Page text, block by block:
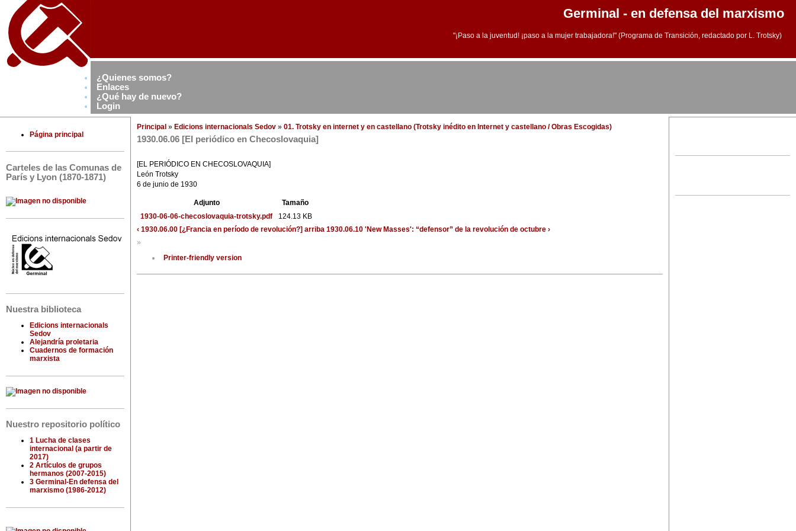
Germinal - en defensa del marxismo
"¡Paso a la juventud! ¡paso a la mujer trabajadora!" (Programa de Transición, redactado por L. Trotsky)
¿Quienes somos?
Enlaces
¿Qué hay de nuevo?
Login
Página principal
Carteles de las Comunas de
París y Lyon (1870-1871)
Nuestra biblioteca
Edicions internacionals
Sedov
Alejandría proletaria
Cuadernos de formación
marxista
Nuestro repositorio político
1 Lucha de clases
internacional (a partir de
2017)
2 Artículos de grupos
hermanos (2007-2015)
3 Germinal-En defensa del
marxismo (1986-2012)
Principal » Edicions internacionals Sedov » 01. Trotsky en internet y en castellano (Trotsky inédito en Internet y castellano / Obras Escogidas)
1930.06.06 [El periódico en Checoslovaquia]
[EL PERIÓDICO EN CHECOSLOVAQUIA]
León Trotsky
6 de junio de 1930
Adjunto
Tamaño
1930-06-06-checoslovaquia-trotsky.pdf
124.13 KB
‹ 1930.06.00 [¿Francia en período de revolución?] arriba 1930.06.10 'New Masses': “defensor” de la revolución de octubre ›
»
Printer-friendly version